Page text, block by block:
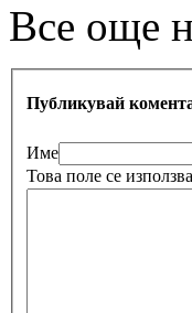
Все още
Публикувай
Име
Това поле се